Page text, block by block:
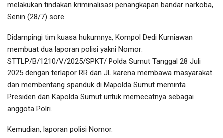
melakukan tindakan kriminalisasi penangkapan bandar narkoba,
Senin (28/7) sore.
Didampingi tim kuasa hukumnya, Kompol Dedi Kurniawan
membuat dua laporan polisi yakni Nomor:
STTLP/B/1210/V/2025/SPKT/ Polda Sumut Tanggal 28 Juli
2025 dengan terlapor RR dan JL karena membawa masyarakat
dan membentang spanduk di Mapolda Sumut meminta
Presiden dan Kapolda Sumut untuk memecatnya sebagai
anggota Polri.
Kemudian, laporan polisi Nomor: